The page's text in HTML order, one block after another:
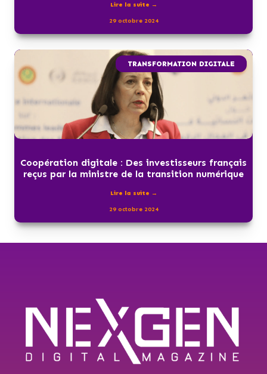
Lire la suite →
29 octobre 2024
TRANSFORMATION DIGITALE
Coopération digitale : Des investisseurs français
reçus par la ministre de la transition numérique
Lire la suite →
29 octobre 2024